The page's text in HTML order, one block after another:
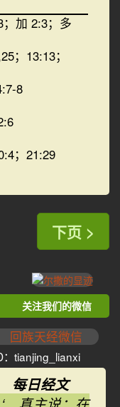
加 2:3；多
；13:13；
8
；21:29
下页 >
关注我们的微信
：tianjing_lianxi
每日经文